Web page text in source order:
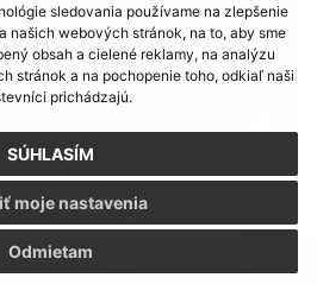
sledovania používame na zlepšenie
našich webových stránok, na to, aby sme
obsah a cielené reklamy, na analýzu
stránok a na pochopenie toho, odkiaľ naši
prichádzajú.
SÚHLASÍM
Odmietam
moje nastavenia
- Falunap